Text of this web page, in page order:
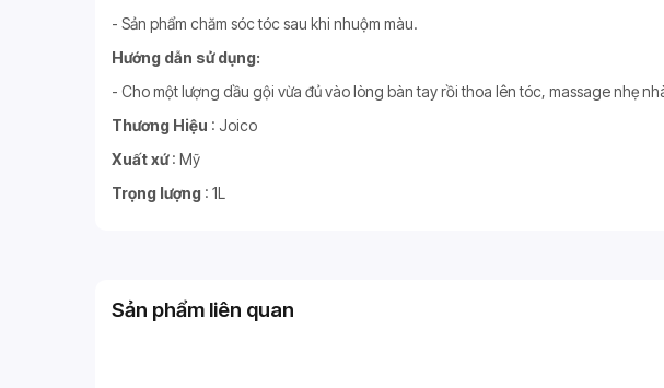
- Sản phẩm chăm sóc tóc sau khi nhuộm màu.
Hướng dẫn sử dụng:
- Cho một lượng dầu gội vừa đủ vào lòng bàn tay rồi thoa lên tóc, massage nhẹ
Thương Hiệu : Joico
Xuất xứ: Mỹ
Trọng lượng : 1L
Sản phẩm liên quan